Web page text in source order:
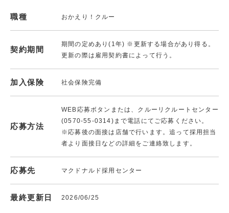
職種 おかえり！クルー
契約期間
期間の定めあり(1年) ※更新する場合があり得る。
更新の際は雇用契約書によって行う。
加入保険 社会保険完備
応募方法
WEB応募ボタンまたは、クルーリクルートセンター
(0570-55-0314)まで電話にてご応募ください。
※応募後の面接は店舗で行います。追って採用担当
者より面接日などの詳細をご連絡致します。
応募先 マクドナルド採用センター
最終更新日 2026/06/25